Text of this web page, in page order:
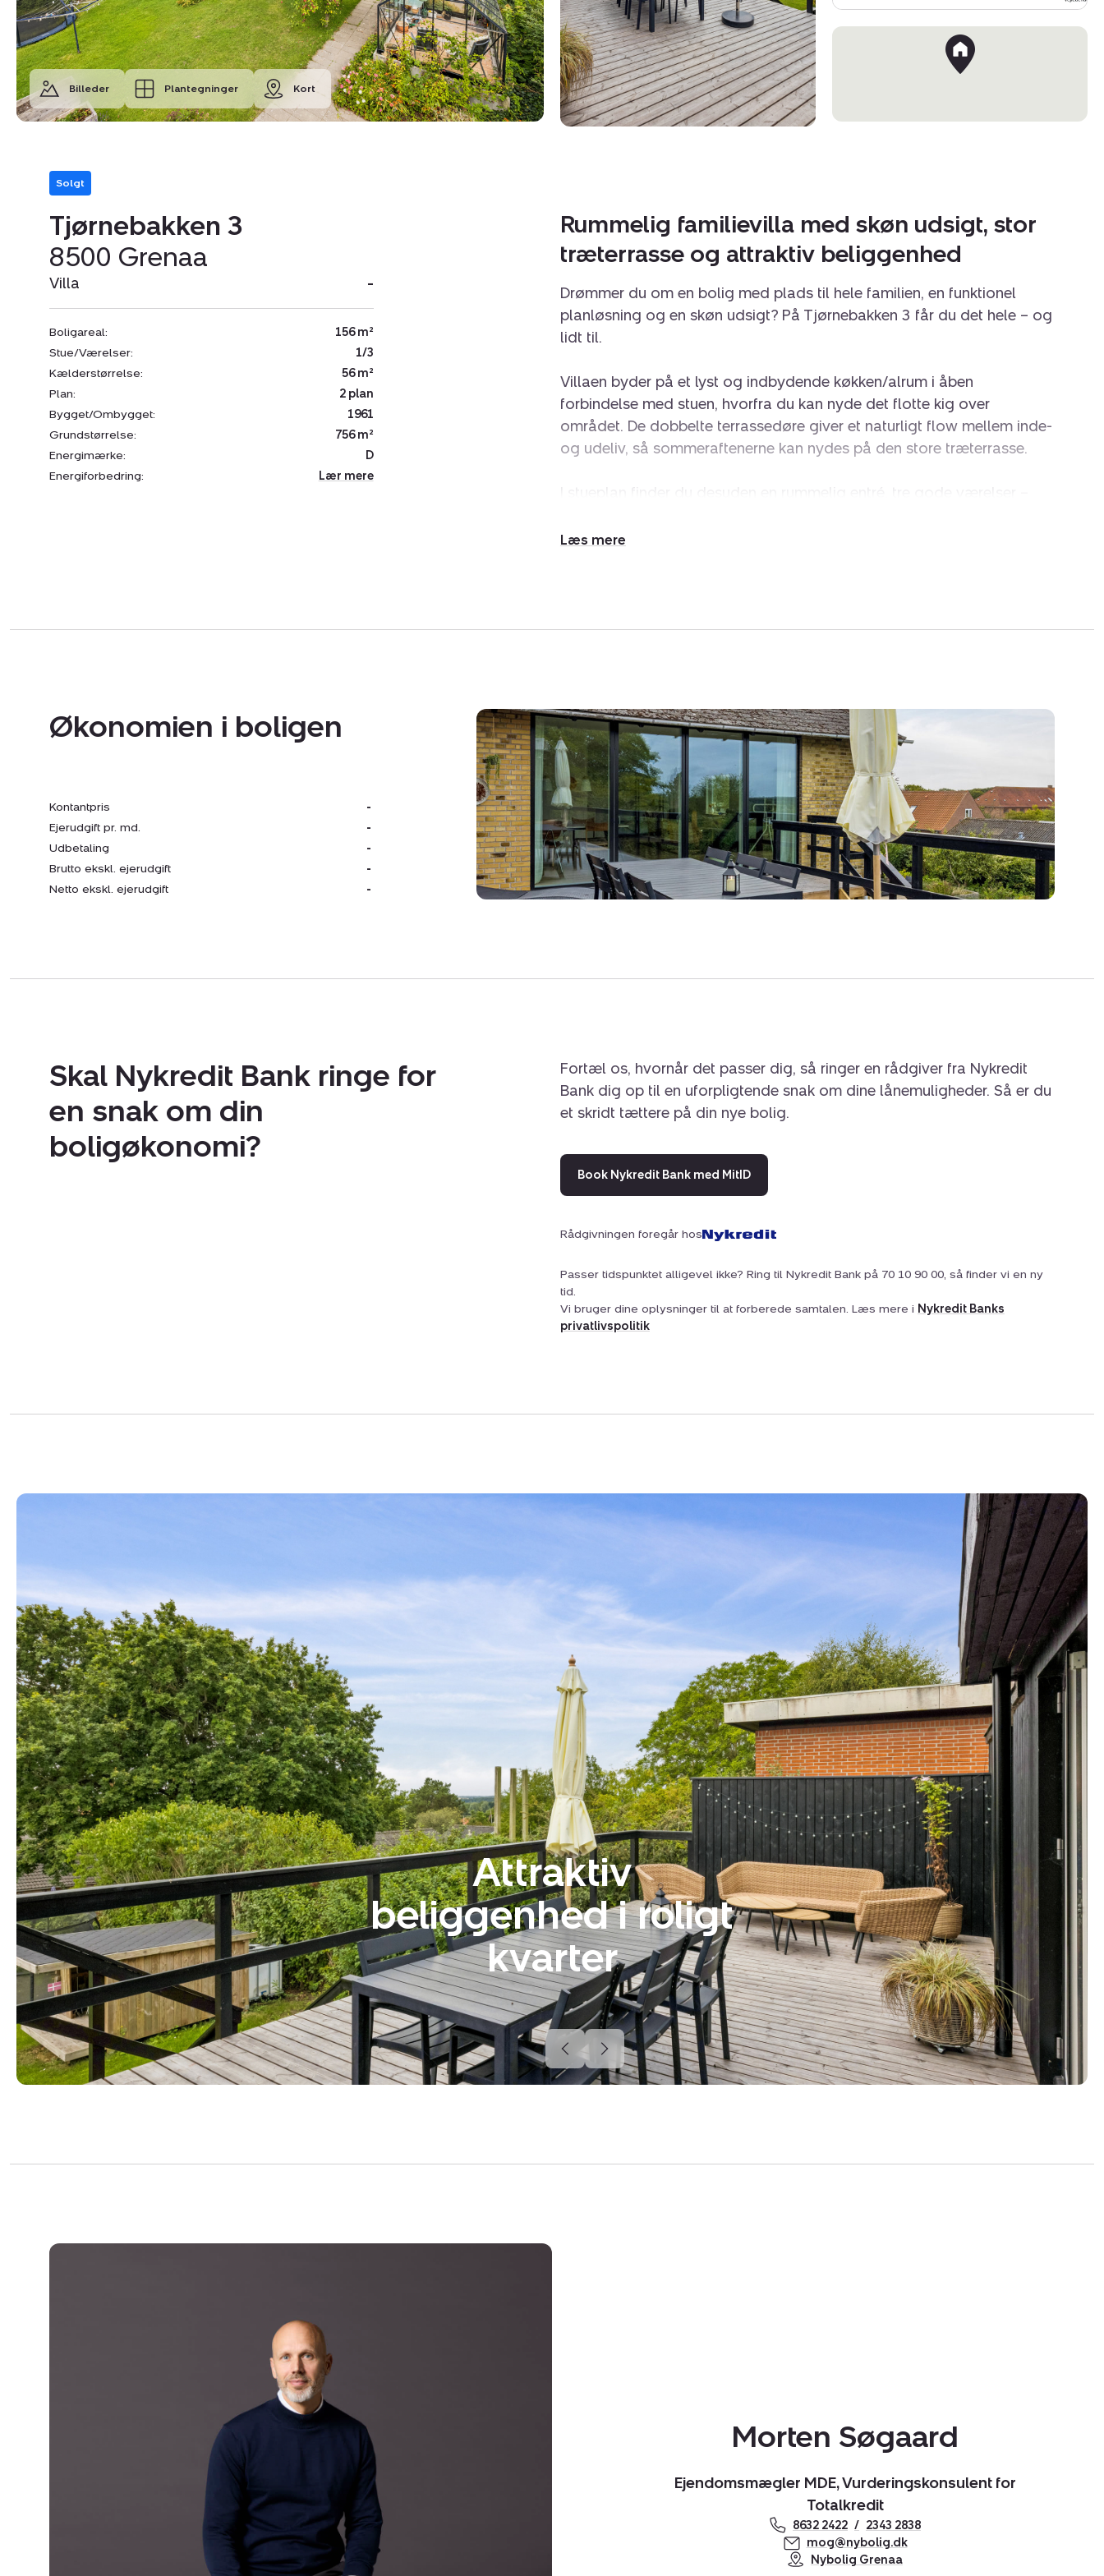
Billeder Plantegninger Kort
Solgt
Tjørnebakken 3
8500 Grenaa
Villa -
Boligareal:
156 m²
Stue/Værelser:
1/3
Kælderstørrelse:
56 m²
Plan:
2 plan
Bygget/Ombygget:
1961
Grundstørrelse:
756 m²
Energimærke:
D
Energiforbedring:
Lær mere
Rummelig familievilla med skøn udsigt, stor
træterrasse og attraktiv beliggenhed
Drømmer du om en bolig med plads til hele familien, en funktionel
planløsning og en skøn udsigt? På Tjørnebakken 3 får du det hele – og
lidt til.
Villaen byder på et lyst og indbydende køkken/alrum i åben
forbindelse med stuen, hvorfra du kan nyde det flotte kig over
området. De dobbelte terrassedøre giver et naturligt flow mellem inde-
og udeliv, så sommeraftenerne kan nydes på den store træterrasse.
husets to badeværelser.
charmerende drivhus/orangeri (ikke registreret på BBR).
byens hyggelige centrum.
Grenaa er en by, der kombinerer nærvær og tryghed med et bredt
udbud af fritids- og oplevelsesmuligheder. Her finder du en af
Danmarks bedste badestrande, smuk natur med skov og plantage
samt gode idrætsfaciliteter med sportshaller, moderne fitnesscentre
og fodboldbaner. Byen tilbyder også en 18-hullers golfbane, en
svømmehal med wellnessafdeling samt et bredt udvalg af
uddannelsesinstitutioner – fra folkeskole til gymnasium og
erhvervsuddannelser. Og med letbanen til Aarhus bliver pendling både
charme, udsigt og en beliggenhed, der giver adgang til både byliv,
Økonomien i boligen
Kontantpris
-
Ejerudgift pr. md.
-
Udbetaling
-
Brutto ekskl. ejerudgift
-
Netto ekskl. ejerudgift
-
Skal Nykredit Bank ringe for
en snak om din
boligøkonomi?
Fortæl os, hvornår det passer dig, så ringer en rådgiver fra Nykredit
Bank dig op til en uforpligtende snak om dine lånemuligheder. Så er du
et skridt tættere på din nye bolig.
Book Nykredit Bank med MitID
Rådgivningen foregår hos
Passer tidspunktet alligevel ikke? Ring til Nykredit Bank på 70 10 90 00, så finder vi en ny
tid.
Vi bruger dine oplysninger til at forberede samtalen. Læs mere i Nykredit Banks
privatlivspolitik
Attraktiv
beliggenhed i roligt
kvarter
Morten Søgaard
Ejendomsmægler MDE, Vurderingskonsulent for
Totalkredit
8632 2422
2343 2838
mog@nybolig.dk
Nybolig Grenaa